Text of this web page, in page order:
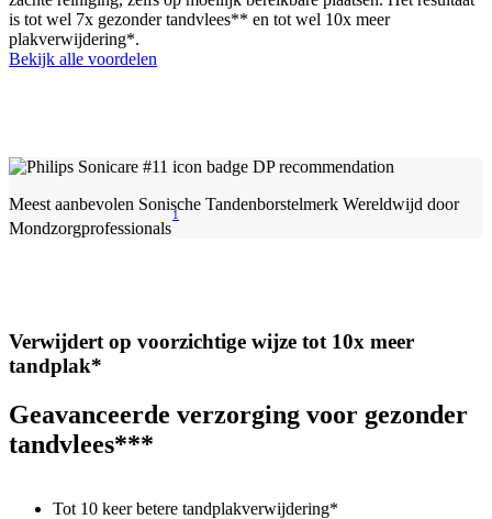
is tot wel 7x gezonder tandvlees** en tot wel 10x meer
plakverwijdering*.
Bekijk alle voordelen
Meest aanbevolen Sonische Tandenborstelmerk Wereldwijd door
Mondzorgprofessionals
1
Verwijdert op voorzichtige wijze tot 10x meer
tandplak*
Geavanceerde verzorging voor gezonder
tandvlees***
Tot 10 keer betere tandplakverwijdering*